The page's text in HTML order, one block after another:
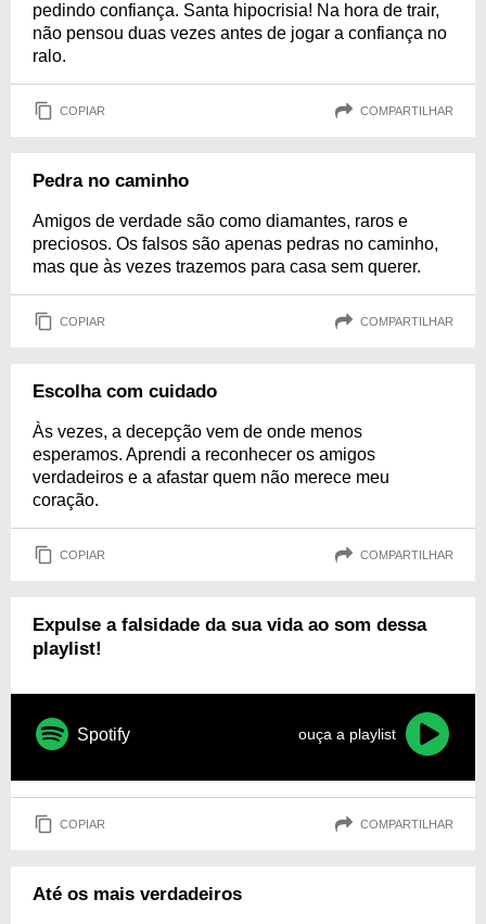
pedindo confiança. Santa hipocrisia! Na hora de trair,
não pensou duas vezes antes de jogar a confiança no
ralo.
COPIAR COMPARTILHAR
Pedra no caminho
Amigos de verdade são como diamantes, raros e
preciosos. Os falsos são apenas pedras no caminho,
mas que às vezes trazemos para casa sem querer.
COPIAR COMPARTILHAR
Escolha com cuidado
Às vezes, a decepção vem de onde menos
esperamos. Aprendi a reconhecer os amigos
verdadeiros e a afastar quem não merece meu
coração.
COPIAR COMPARTILHAR
Expulse a falsidade da sua vida ao som dessa
playlist!
Spotify ouça a playlist
COPIAR COMPARTILHAR
Até os mais verdadeiros